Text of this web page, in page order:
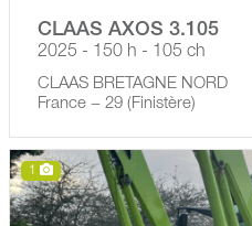
CLAAS AXOS 3.105
2025 - 150 h - 105 ch
CLAAS BRETAGNE NORD
France − 29 (Finistère)
1